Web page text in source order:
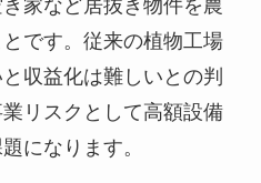
家など居抜き物件を農
です。従来の植物工場
収益化は難しいとの判
リスクとして高額設備
になります。